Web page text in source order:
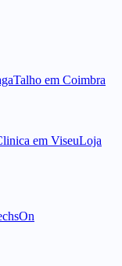
Talho em Coimbra
em ViseuLoja